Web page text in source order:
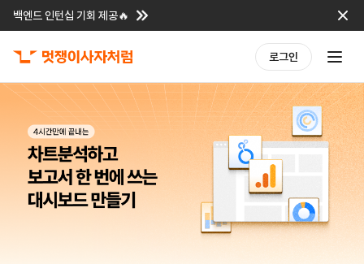
백엔드 인턴십 기회 제공🔥
로그인